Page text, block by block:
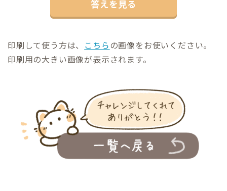
答えを見る
印刷して使う方は、 こちら の画像をお使いください。
印刷用の大きい画像が表示されます。